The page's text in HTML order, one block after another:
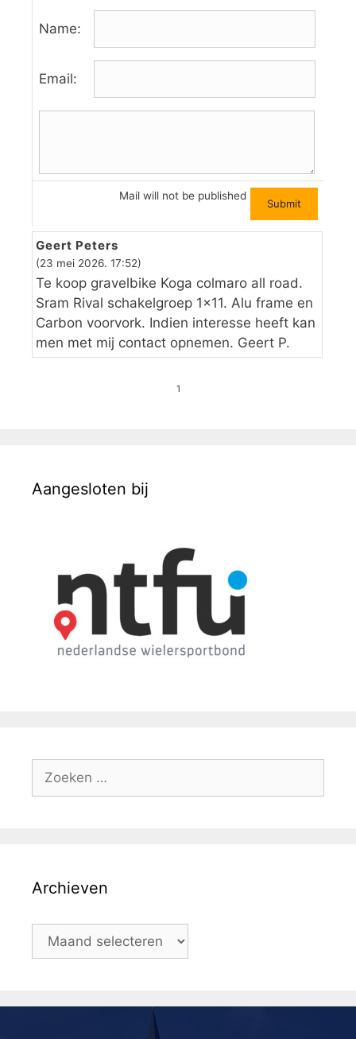
Name:
Email:
Mail will not be published
Geert Peters
(23 mei 2026. 17:52)
Te koop gravelbike Koga colmaro all road.
Sram Rival schakelgroep 1×11. Alu frame en
Carbon voorvork. Indien interesse heeft kan
men met mij contact opnemen. Geert P.
1
Aangesloten bij
Archieven